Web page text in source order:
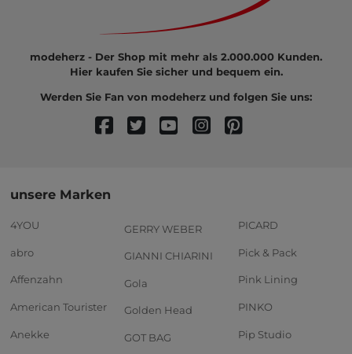
modeherz - Der Shop mit mehr als 2.000.000 Kunden.
Hier kaufen Sie sicher und bequem ein.
Werden Sie Fan von modeherz und folgen Sie uns:
unsere Marken
4YOU
abro
Affenzahn
American Tourister
Anekke
GERRY WEBER
GIANNI CHIARINI
Gola
Golden Head
GOT BAG
PICARD
Pick & Pack
Pink Lining
PINKO
Pip Studio